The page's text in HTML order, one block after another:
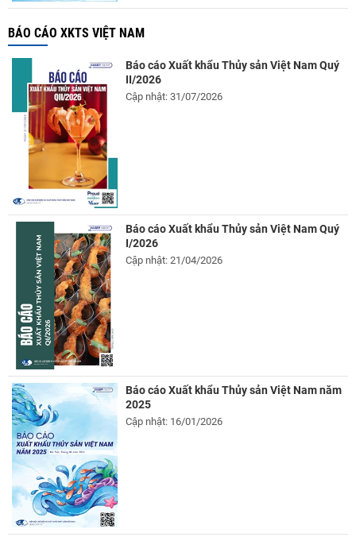
BÁO CÁO XKTS VIỆT NAM
Báo cáo Xuất khẩu Thủy sản Việt Nam Quý
II/2026
Cập nhật: 31/07/2026
Báo cáo Xuất khẩu Thủy sản Việt Nam Quý
I/2026
Cập nhật: 21/04/2026
Báo cáo Xuất khẩu Thủy sản Việt Nam năm
2025
Cập nhật: 16/01/2026